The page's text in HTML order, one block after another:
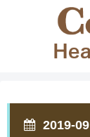
2019-09